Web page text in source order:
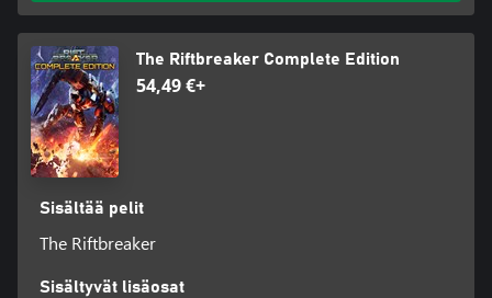
The Riftbreaker Complete Edition
54,49 €+
Sisältää pelit
The Riftbreaker
Sisältyvät lisäosat